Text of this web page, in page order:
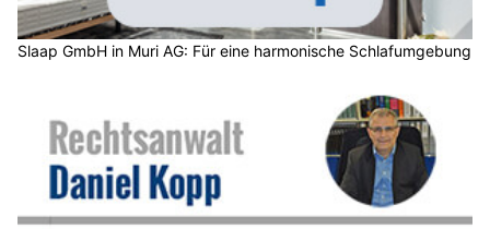
Slaap GmbH in Muri AG: Für eine harmonische Schlafumgebung